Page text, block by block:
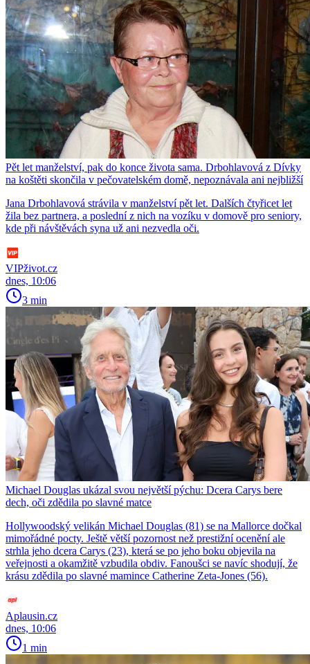
Pět let manželství, pak do konce života sama. Drbohlavová z Dívky
na koštěti skončila v pečovatelském domě, nepoznávala ani nejbližší
Jana Drbohlavová strávila v manželství pět let. Dalších čtyřicet let
žila bez partnera, a poslední z nich na vozíku v domově pro seniory,
kde při návštěvách syna už ani nezvedla oči.
VIPživot.cz
dnes, 10:06
3 min
Michael Douglas ukázal svou největší pýchu: Dcera Carys bere
dech, oči zdědila po slavné matce
Hollywoodský velikán Michael Douglas (81) se na Mallorce dočkal
mimořádné pocty. Ještě větší pozornost než prestižní ocenění ale
strhla jeho dcera Carys (23), která se po jeho boku objevila na
veřejnosti a okamžitě vzbudila obdiv. Fanoušci se navíc shodují, že
krásu zdědila po slavné mamince Catherine Zeta-Jones (56).
Aplausin.cz
dnes, 10:06
1 min